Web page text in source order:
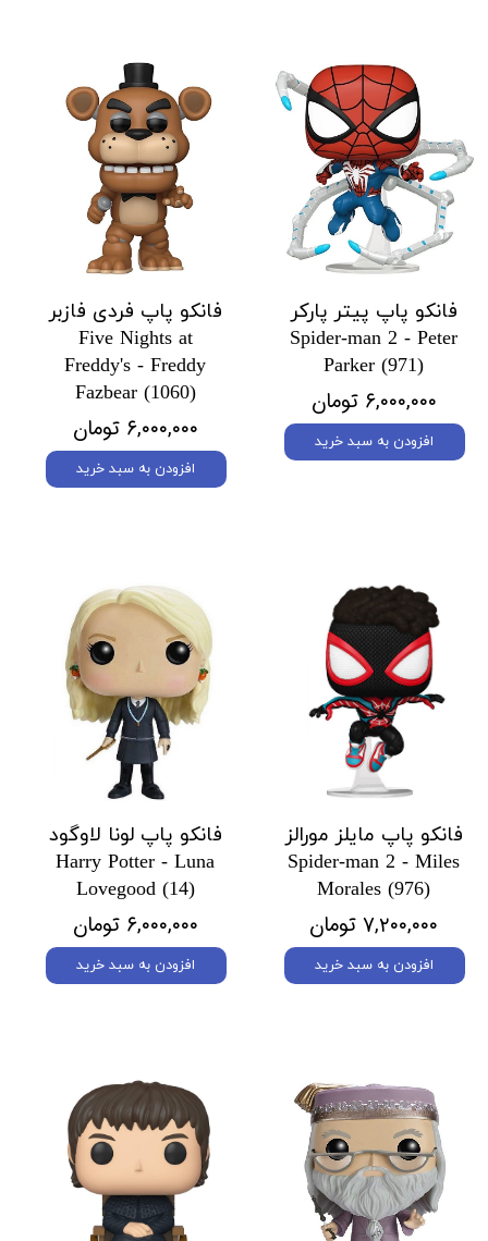
فانکو پاپ پیتر پارکر
Spider-man 2 - Peter
Parker (971)
۶,۰۰۰,۰۰۰ تومان
افزودن به سبد خرید
فانکو پاپ فردی فازبر
Five Nights at
Freddy's - Freddy
Fazbear (1060)
۶,۰۰۰,۰۰۰ تومان
افزودن به سبد خرید
فانکو پاپ مایلز مورالز
Spider-man 2 - Miles
Morales (976)
۷,۲۰۰,۰۰۰ تومان
افزودن به سبد خرید
فانکو پاپ لونا لاوگود
Harry Potter - Luna
Lovegood (14)
۶,۰۰۰,۰۰۰ تومان
افزودن به سبد خرید